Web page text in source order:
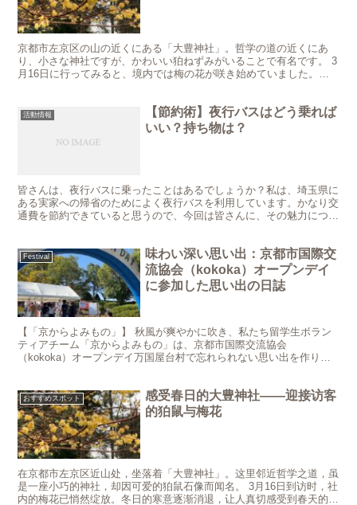
京都市左京区の山の近くにある「大豊神社」。哲学の道の近くにあ
り、小さな神社ですが、かわいい狛ねずみがいることで有名です。 3
月16日に行ってみると、境内では梅の花が咲き始めていました。冬
活動情報
【節約術】夜行バスはどう乗れば
いい？持ち物は？
皆さんは、夜行バスに乗ったことはあるでしょうか？私は、埼玉県に
ある実家への帰省のためによく夜行バスを利用しています。かなり交
通費を節約できていると思うので、今回は皆さんに、その魅力につい
Festival
味わい深い思い出：京都市国際交
流協会（kokoka）オープンデイ
に参加した思い出の日誌
【「京からよみもの」】 秋風が爽やかに吹き、私たち留学生ボラン
ティアチーム「京からよみもの」は、京都市国際交流協会
（kokoka）オープンデイ万国屋台村で忘れられない思い出を作りま
おすすめスポット
感受春日的大豊神社——迎接访客
的狛鼠与梅花
在京都市左京区近山处，坐落着「大豊神社」。这里邻近哲学之道，虽
是一座小巧的神社，却因可爱的狛鼠石像而闻名。 3月16日到访时，社
内的梅花已悄然绽放。冬日的寒意逐渐消退，让人真切感受到春天的临